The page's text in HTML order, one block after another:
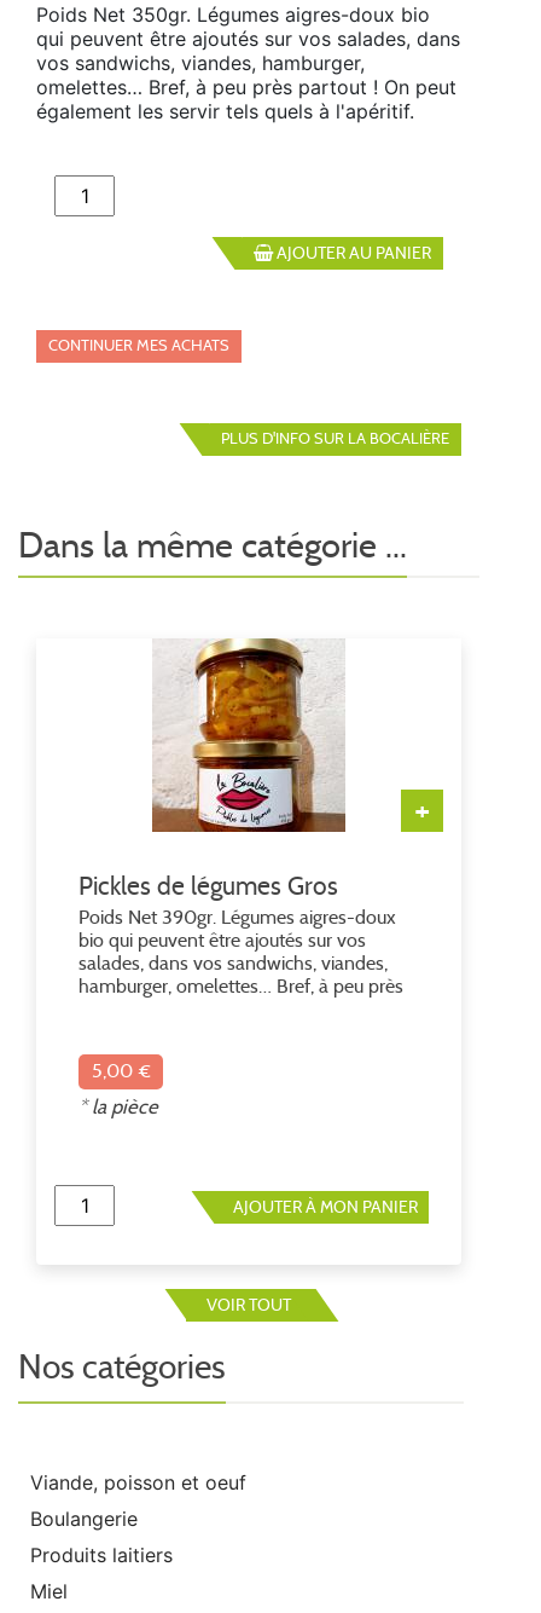
Poids Net 350gr. Légumes aigres-doux bio
qui peuvent être ajoutés sur vos salades, dans
vos sandwichs, viandes, hamburger,
omelettes… Bref, à peu près partout ! On peut
également les servir tels quels à l'apéritif.
AJOUTER AU PANIER
CONTINUER MES ACHATS
PLUS D'INFO SUR LA BOCALIÈRE
Dans la même catégorie ...
+
Pickles de légumes Gros
Poids Net 390gr. Légumes aigres-doux
bio qui peuvent être ajoutés sur vos
salades, dans vos sandwichs, viandes,
hamburger, omelettes… Bref, à peu près
5,00 €
* la pièce
AJOUTER À MON PANIER
VOIR TOUT
Nos catégories
Viande, poisson et oeuf
Boulangerie
Produits laitiers
Miel